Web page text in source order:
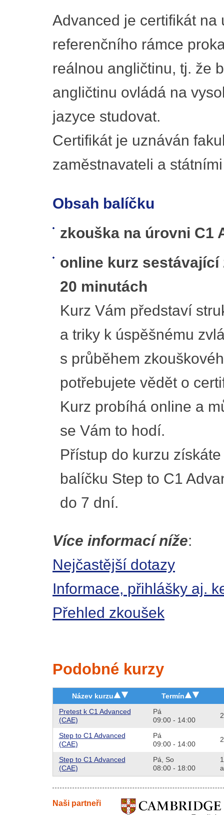
Advanced je certifikát
referenčního rámce
reálnou angličtinu, tj. že
angličtinu ovládá na
jazyce studovat.
Certifikát je uznáván
zaměstnavateli a
Obsah balíčku
zkouška na úrovni C1
online kurz
20 minutách
Kurz Vám představí
a triky k úspěšnému
s průběhem
potřebujete vědět o
Kurz probíhá online a
se Vám to hodí.
Přístup do kurzu
balíčku Step to C1
do 7 dní.
Více informací níže:
Nejčastější dotazy
Informace, přihlášky aj.
Přehled zkoušek
Podobné kurzy
Název kurzu
Termín
Pretest k C1 Advanced
(CAE)
Pá
09:00 - 14:00
Step to C1 Advanced
(CAE)
Pá
09:00 - 14:00
Step to C1 Advanced
(CAE)
Pá, So
08:00 - 18:00
Naši partneři